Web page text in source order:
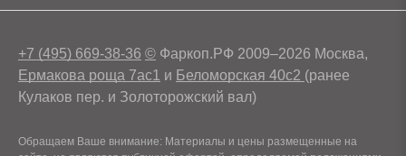
Условия возврата
+7 (495) 669-38-36 © Фаркоп.РФ 2009–2026 Москва,
Ермакова роща 7ас1 и Беломорская 40с2 (ранее
Кулаков пер. и Золоторожский вал)
Обращаем Ваше внимание: Материалы и цены размещенные на